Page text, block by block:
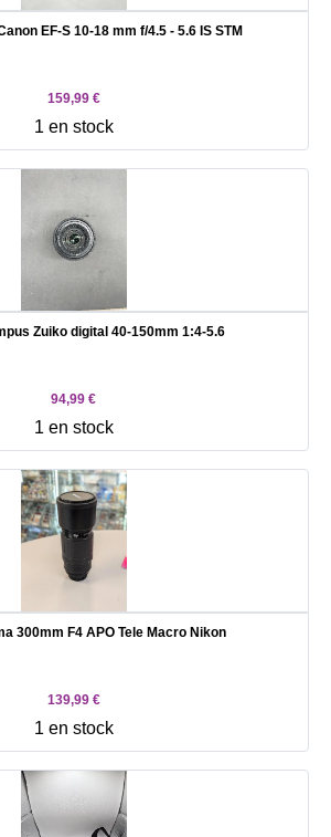
EF-S 10-18 mm f/4.5 - 5.6 IS STM
159,99 €
1 en stock
Zuiko digital 40-150mm 1:4-5.6
94,99 €
1 en stock
300mm F4 APO Tele Macro Nikon
139,99 €
1 en stock